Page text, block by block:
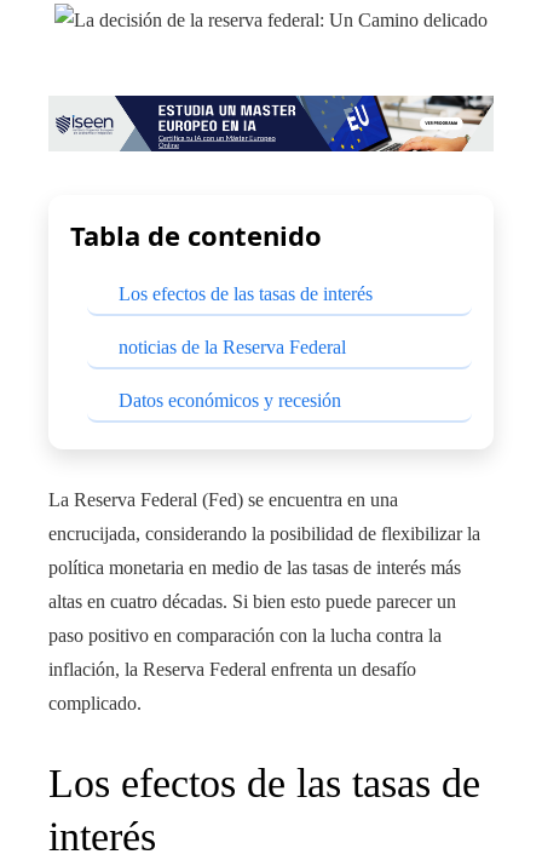
Tabla de contenido
Los efectos de las tasas de interés
noticias de la Reserva Federal
Datos económicos y recesión
La Reserva Federal (Fed) se encuentra en una
encrucijada, considerando la posibilidad de flexibilizar la
política monetaria en medio de las tasas de interés más
altas en cuatro décadas. Si bien esto puede parecer un
paso positivo en comparación con la lucha contra la
inflación, la Reserva Federal enfrenta un desafío
complicado.
Los efectos de las tasas de
interés